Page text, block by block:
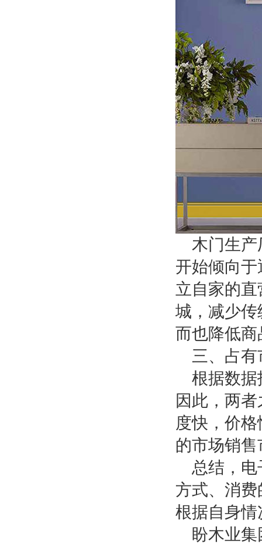
木门生产
开始倾向
立自家的直
城，减少
而也降低
三、占
根据数据
因此，两
度快，价
的市场销
总结，
方式、消
根据自身
盼木业